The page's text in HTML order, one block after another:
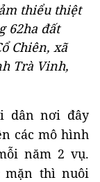
thiểu thiệt
62ha đất
Chiên, xã
Trà Vinh,
dân nơi đây
các mô hình
năm 2 vụ.
mặn thì nuôi